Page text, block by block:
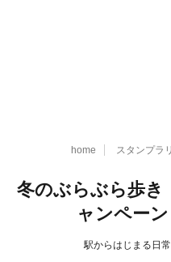
home スタンプラ
冬のぶらぶら歩き
ャンペーン
駅からはじまる日